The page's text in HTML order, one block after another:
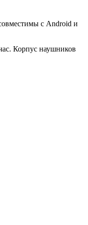
с Android и
Корпус наушников